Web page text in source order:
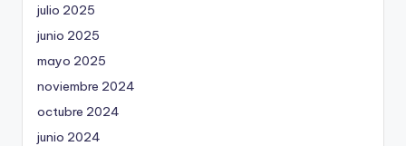
julio 2025
junio 2025
mayo 2025
noviembre 2024
octubre 2024
junio 2024